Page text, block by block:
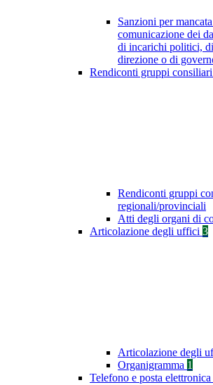
Sanzioni per
comunicazione dei
di incarichi politici,
direzione o di
Rendiconti gruppi
Rendiconti gruppi
regionali/provinciali
Atti degli organi di
Articolazione degli uffici 3
Articolazione degli
Organigramma 1
Telefono e posta elettronica